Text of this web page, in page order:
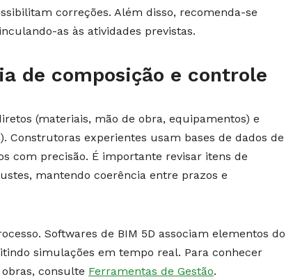
correções. Além disso, recomenda-se
as às atividades previstas.
de composição e controle
(materiais, mão de obra, equipamentos) e
Construtoras experientes usam bases de dados de
com precisão. É importante revisar itens de
mantendo coerência entre prazos e
Softwares de BIM 5D associam elementos do
simulações em tempo real. Para conhecer
consulte Ferramentas de Gestão.